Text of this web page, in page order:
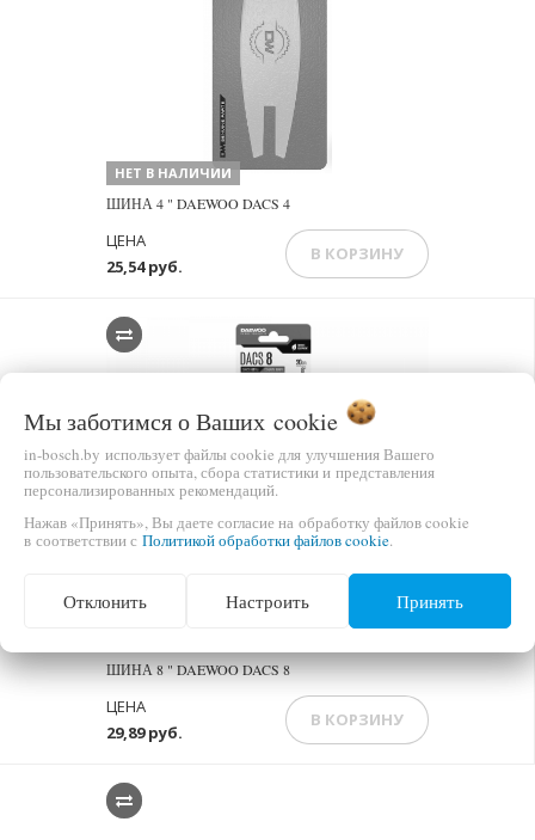
НЕТ В НАЛИЧИИ
ШИНА 4 " DAEWOO DACS 4
25,54 руб.
ЦЕНА
В КОРЗИНУ
ШИНА 8 " DAEWOO DACS 8
29,89 руб.
ЦЕНА
В КОРЗИНУ
Мы заботимся о Ваших cookie
in-bosch.by использует файлы cookie для улучшения Вашего
пользовательского опыта, сбора статистики и представления
персонализированных рекомендаций.
Нажав «Принять», Вы даете согласие на обработку файлов cookie
в соответствии с Политикой обработки файлов cookie.
Отклонить Настроить Принять